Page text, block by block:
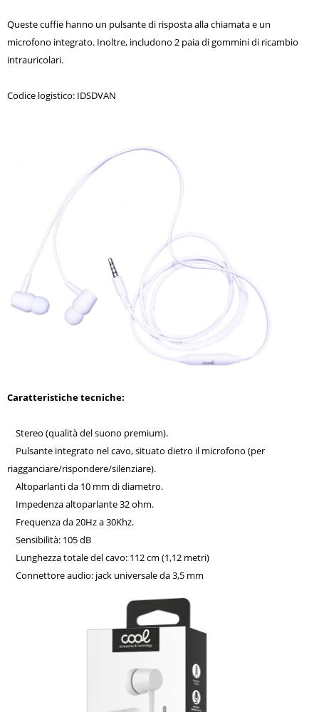
Queste cuffie hanno un pulsante di risposta alla chiamata e un
microfono integrato. Inoltre, includono 2 paia di gommini di ricambio
intrauricolari.
Codice logistico: IDSDVAN
Caratteristiche tecniche:
Stereo (qualità del suono premium).
Pulsante integrato nel cavo, situato dietro il microfono (per
riagganciare/rispondere/silenziare).
Altoparlanti da 10 mm di diametro.
Impedenza altoparlante 32 ohm.
Frequenza da 20Hz a 30Khz.
Sensibilità: 105 dB
Lunghezza totale del cavo: 112 cm (1,12 metri)
Connettore audio: jack universale da 3,5 mm